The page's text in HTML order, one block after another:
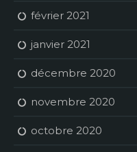
février 2021
janvier 2021
décembre 2020
novembre 2020
octobre 2020